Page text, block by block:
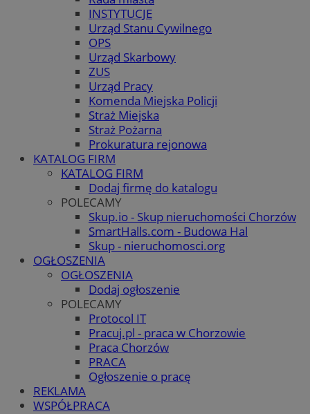
INSTYTUCJE
Urząd Stanu Cywilnego
OPS
Urząd Skarbowy
ZUS
Urząd Pracy
Komenda Miejska Policji
Straż Miejska
Straż Pożarna
Prokuratura rejonowa
KATALOG FIRM
KATALOG FIRM
Dodaj firmę do katalogu
POLECAMY
Skup.io - Skup nieruchomości Chorzów
SmartHalls.com - Budowa Hal
Skup - nieruchomosci.org
OGŁOSZENIA
OGŁOSZENIA
Dodaj ogłoszenie
POLECAMY
Protocol IT
Pracuj.pl - praca w Chorzowie
Praca Chorzów
PRACA
Ogłoszenie o pracę
REKLAMA
WSPÓŁPRACA